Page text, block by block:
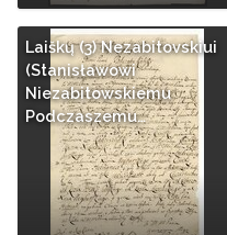
Laiškų (3) Nezabitovskiui
(Stanisławowi
Niezabitowskiemu
Podczaszemu…